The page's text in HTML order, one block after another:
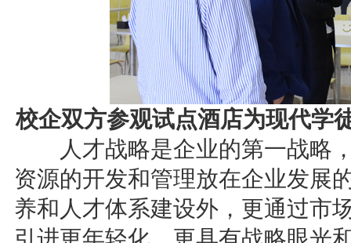
校企双方参观试点酒店为现代学
人才战略是企业的第一战略，
资源的开发和管理放在企业发展
养和人才体系建设外，更通过市